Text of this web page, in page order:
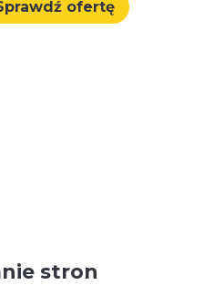
ofertę
stron